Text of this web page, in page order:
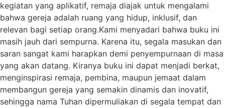
kegiatan yang aplikatif, remaja diajak untuk mengalami
bahwa gereja adalah ruang yang hidup, inklusif, dan
relevan bagi setiap orang.Kami menyadari bahwa buku ini
masih jauh dari sempurna. Karena itu, segala masukan dan
saran sangat kami harapkan demi penyempurnaan di masa
yang akan datang. Kiranya buku ini dapat menjadi berkat,
menginspirasi remaja, pembina, maupun jemaat dalam
membangun gereja yang semakin dinamis dan inovatif,
sehingga nama Tuhan dipermuliakan di segala tempat dan